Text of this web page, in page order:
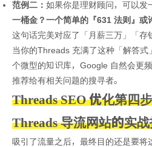
范例二： 如果你是理财顾问，可以发
一桶金？一个简单的『631 法则』或
这句话完美对应了「月薪三万」「存
当你的Threads 充满了这种「解答
个微型的知识库，Google 自然会更
推荐给有相关问题的搜寻者。
Threads SEO 优化第四
Threads 导流网站的实
吸引了流量之后，最终目的还是要